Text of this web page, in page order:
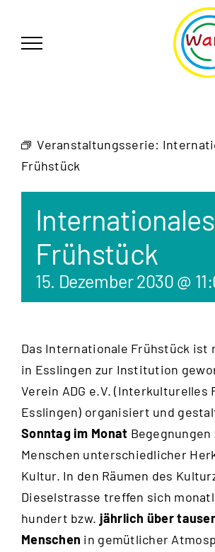
springen
Veranstaltungsserie:
Frühstück
Internationales
Frühstück
15. Dezember 2030 @
Das Internationale Frühstück
in Esslingen zur Institution
Verein ADG e.V. (Interkulturelles
Esslingen) organisiert und
Sonntag im Monat Begegnungen
Menschen unterschiedlicher
Kultur. In den Räumen des
Dieselstrasse treffen sich
hundert bzw. jährlich über
Menschen in gemütlicher